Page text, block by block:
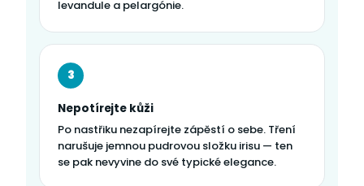
levandule a pelargónie.
3
Nepotírejte kůži
Po nastřiku nezapírejte zápěstí o sebe. Tření
narušuje jemnou pudrovou složku irisu — ten
se pak nevyvine do své typické elegance.